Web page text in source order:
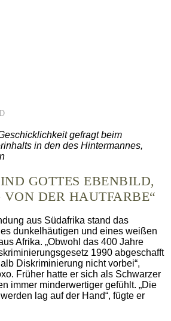
gefragt beim
in den des Hintermannes,
GOTTES EBENBILD,
DER HAUTFARBE“
aus Südafrika stand das
dunkelhäutigen und eines weißen
Afrika. „Obwohl das 400 Jahre
1990 abgeschafft
Diskriminierung nicht vorbei“,
Früher hatte er sich als Schwarzer
immer minderwertiger gefühlt. „Die
lag auf der Hand“, fügte er